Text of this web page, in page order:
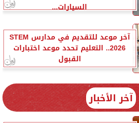
السيارات...
آخر موعد للتقديم في مدارس STEM
2026.. التعليم تحدد موعد اختبارات
القبول
آخر الأخبار